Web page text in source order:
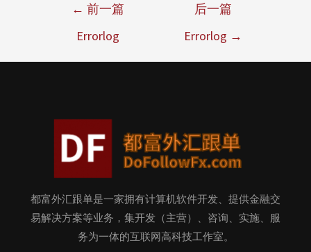
← 前一篇
Errorlog
后一篇
Errorlog →
都富外汇跟单是一家拥有计算机软件开发、提供金融交
易解决方案等业务，集开发（主营）、咨询、实施、服
务为一体的互联网高科技工作室。